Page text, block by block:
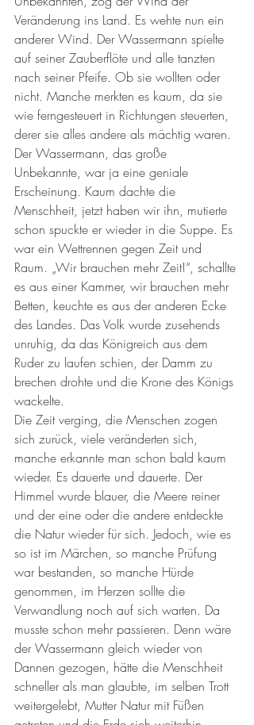
Veränderung ins Land. Es wehte nun ein
anderer Wind. Der Wassermann spielte
auf seiner Zauberflöte und alle tanzten
nach seiner Pfeife. Ob sie wollten oder
nicht. Manche merkten es kaum, da sie
wie ferngesteuert in Richtungen steuerten,
derer sie alles andere als mächtig waren.
Der Wassermann, das große
Unbekannte, war ja eine geniale
Erscheinung. Kaum dachte die
Menschheit, jetzt haben wir ihn, mutierte
schon spuckte er wieder in die Suppe. Es
war ein Wettrennen gegen Zeit und
Raum. „Wir brauchen mehr Zeit!“, schallte
es aus einer Kammer, wir brauchen mehr
Betten, keuchte es aus der anderen Ecke
des Landes. Das Volk wurde zusehends
unruhig, da das Königreich aus dem
Ruder zu laufen schien, der Damm zu
brechen drohte und die Krone des Königs
wackelte.
Die Zeit verging, die Menschen zogen
sich zurück, viele veränderten sich,
manche erkannte man schon bald kaum
wieder. Es dauerte und dauerte. Der
Himmel wurde blauer, die Meere reiner
und der eine oder die andere entdeckte
die Natur wieder für sich. Jedoch, wie es
so ist im Märchen, so manche Prüfung
war bestanden, so manche Hürde
genommen, im Herzen sollte die
Verwandlung noch auf sich warten. Da
musste schon mehr passieren. Denn wäre
der Wassermann gleich wieder von
Dannen gezogen, hätte die Menschheit
schneller als man glaubte, im selben Trott
weitergelebt, Mutter Natur mit Füßen